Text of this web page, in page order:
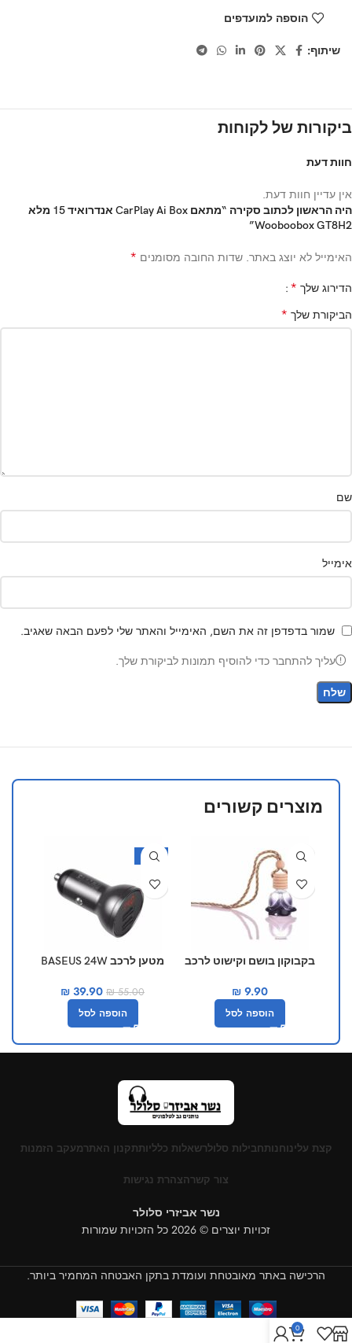
הוספה למועדפים
שיתוף:
ביקורות של לקוחות
חוות דעת
אין עדיין חוות דעת.
היה הראשון לכתוב סקירה “מתאם CarPlay Ai Box אנדרואיד 15 מלא
Wooboobox GT8H2”
האימייל לא יוצג באתר. שדות החובה מסומנים *
הדירוג שלך *
הביקורת שלך *
שם
אימייל
שמור בדפדפן זה את השם, האימייל והאתר שלי לפעם הבאה שאגיב.
עליך להתחבר כדי להוסיף תמונות לביקורת שלך.
מוצרים קשורים
בקבוקון בושם וקישוט לרכב
₪9.90
הוספה לסל
-27%
מטען לרכב BASEUS 24W
₪55.00
₪ 39.90
הוספה לסל
קצת עלינוחנותחבילות סלולרשאלות כלליותתקנון האתרמעקב הזמנות
צור קשרהצהרת נגישות
נשר אביזרי סלולר
זכויות יוצרים © 2026 כל הזכויות שמורות
הרכישה באתר מאובטחת ועומדת בתקן האבטחה המחמיר ביותר.
0